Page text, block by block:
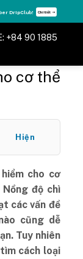
DripClub! Chi tiết ➝
+84 90 1885
cơ thể
Hiện
cho cơ
độ chì
các vấn đề
cũng dễ
Tuy nhiên
cách loại